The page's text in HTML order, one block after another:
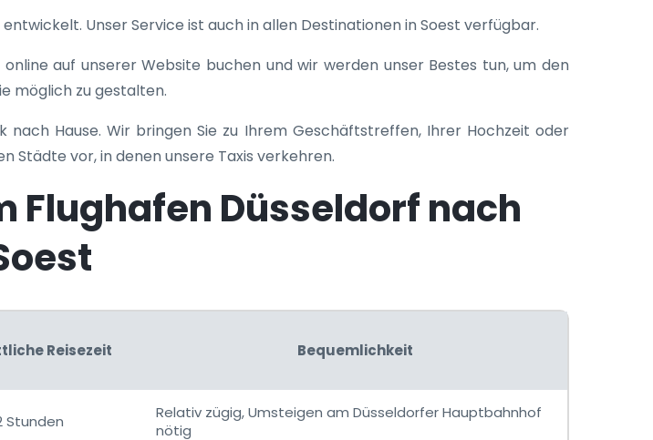
Unser Service ist auch in allen Destinationen in Soest verfügbar.
auf unserer Website buchen und wir werden unser Bestes tun, um den
möglich zu gestalten.
Hause. Wir bringen Sie zu Ihrem Geschäftstreffen, Ihrer Hochzeit oder
Städte vor, in denen unsere Taxis verkehren.
Flughafen Düsseldorf nach
Reisezeit Bequemlichkeit
Stunden
Relativ zügig, Umsteigen am Düsseldorfer Hauptbahnhof
nötig